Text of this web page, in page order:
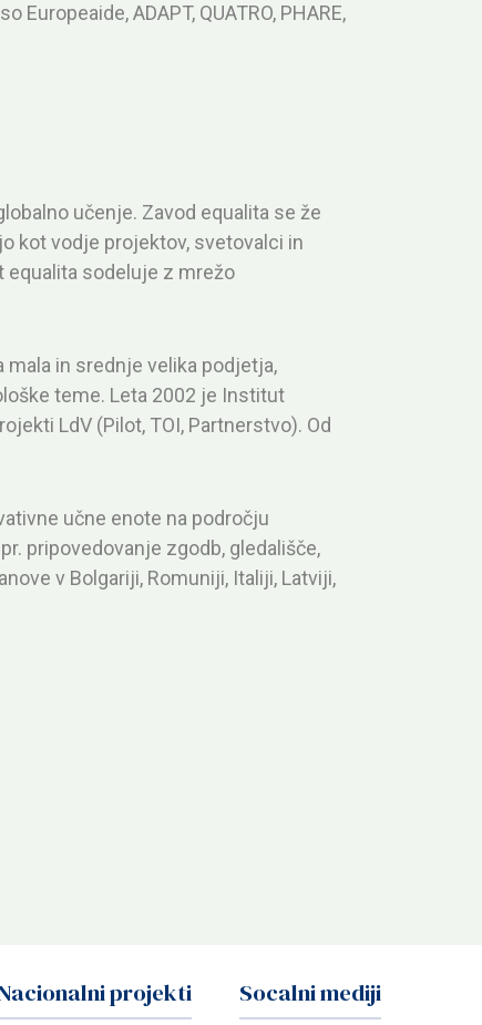
ADAPT, QUATRO, PHARE,
učenje. Zavod equalita se že
kot vodje projektov, svetovalci in
equalita sodeluje z mrežo
in srednje velika podjetja,
teme. Leta 2002 je Institut
LdV (Pilot, TOI, Partnerstvo). Od
učne enote na področju
pripovedovanje zgodb, gledališče,
v Bolgariji, Romuniji, Italiji, Latviji,
projekti Socalni mediji